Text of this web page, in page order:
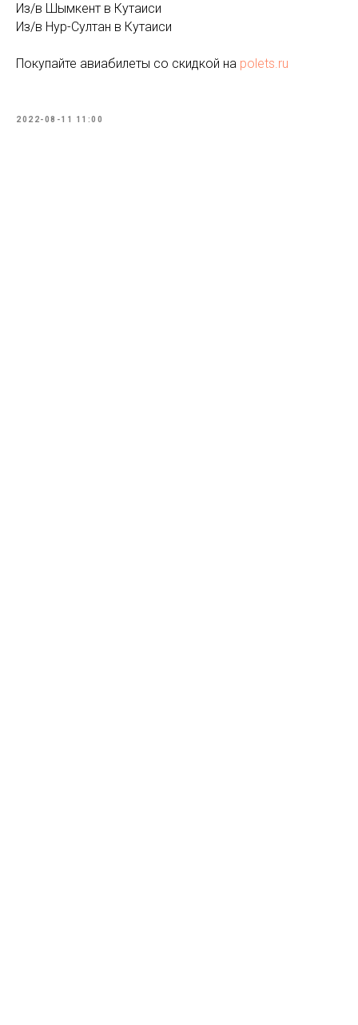
Из/в Шымкент в Кутаиси
Из/в Нур-Султан в Кутаиси
Покупайте авиабилеты со скидкой на polets.ru
2022-08-11 11:00